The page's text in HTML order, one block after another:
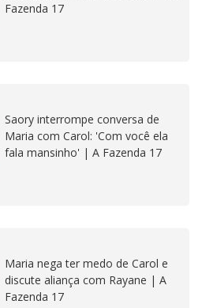
Fazenda 17
Saory interrompe conversa de
Maria com Carol: 'Com você ela
fala mansinho' | A Fazenda 17
Maria nega ter medo de Carol e
discute aliança com Rayane | A
Fazenda 17